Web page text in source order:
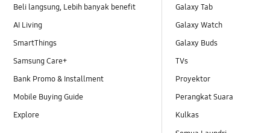
Beli langsung, Lebih banyak benefit
AI Living
SmartThings
Samsung Care+
Bank Promo & Installment
Mobile Buying Guide
Explore
Galaxy Tab
Galaxy Watch
Galaxy Buds
TVs
Proyektor
Perangkat Suara
Kulkas